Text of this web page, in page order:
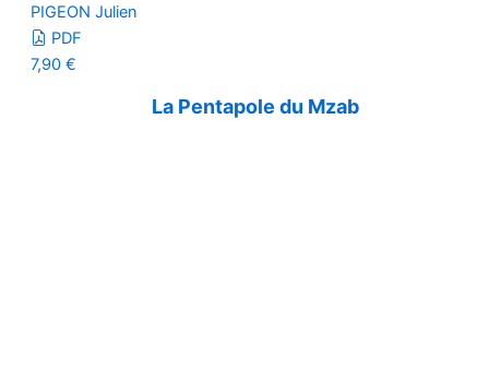
PIGEON Julien
PDF
7,90 €
La Pentapole du Mzab